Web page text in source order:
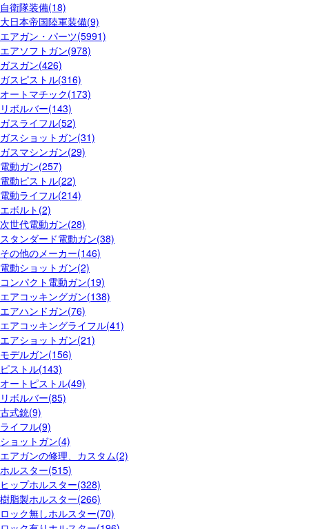
自衛隊装備(18)
大日本帝国陸軍装備(9)
エアガン・パーツ(5991)
エアソフトガン(978)
ガスガン(426)
ガスピストル(316)
オートマチック(173)
リボルバー(143)
ガスライフル(52)
ガスショットガン(31)
ガスマシンガン(29)
電動ガン(257)
電動ピストル(22)
電動ライフル(214)
エボルト(2)
次世代電動ガン(28)
スタンダード電動ガン(38)
その他のメーカー(146)
電動ショットガン(2)
コンパクト電動ガン(19)
エアコッキングガン(138)
エアハンドガン(76)
エアコッキングライフル(41)
エアショットガン(21)
モデルガン(156)
ピストル(143)
オートピストル(49)
リボルバー(85)
古式銃(9)
ライフル(9)
ショットガン(4)
エアガンの修理、カスタム(2)
ホルスター(515)
ヒップホルスター(328)
樹脂製ホルスター(266)
ロック無しホルスター(70)